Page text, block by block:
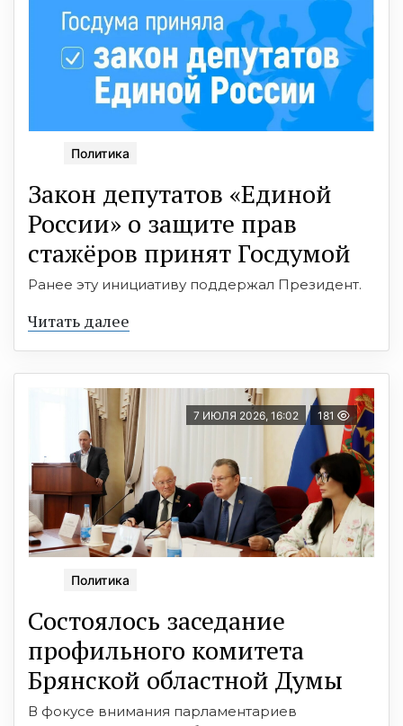
Политика
Закон депутатов «Единой
России» о защите прав
стажёров принят Госдумой
Ранее эту инициативу поддержал Президент.
Читать далее
7 ИЮЛЯ 2026, 16:02 181
Политика
Состоялось заседание
профильного комитета
Брянской областной Думы
В фокусе внимания парламентариев